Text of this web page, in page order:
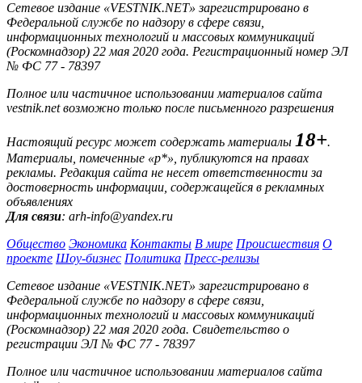
Сетевое издание «VESTNIK.NET» зарегистрировано в
Федеральной службе по надзору в сфере связи,
информационных технологий и массовых коммуникаций
(Роскомнадзор) 22 мая 2020 года. Регистрационный номер ЭЛ
№ ФС 77 - 78397
Полное или частичное использовании материалов сайта
vestnik.net возможно только после письменного разрешения
Настоящий ресурс может содержать материалы 18+.
Материалы, помеченные «р*», публикуются на правах
рекламы. Редакция сайта не несет ответственности за
достоверность информации, содержащейся в рекламных
объявлениях
Для связи: arh-info@yandex.ru
Общество Экономика Контакты В мире Происшествия О
проекте Шоу-бизнес Политика Пресс-релизы
Сетевое издание «VESTNIK.NET» зарегистрировано в
Федеральной службе по надзору в сфере связи,
информационных технологий и массовых коммуникаций
(Роскомнадзор) 22 мая 2020 года. Свидетельство о
регистрации ЭЛ № ФС 77 - 78397
Полное или частичное использовании материалов сайта